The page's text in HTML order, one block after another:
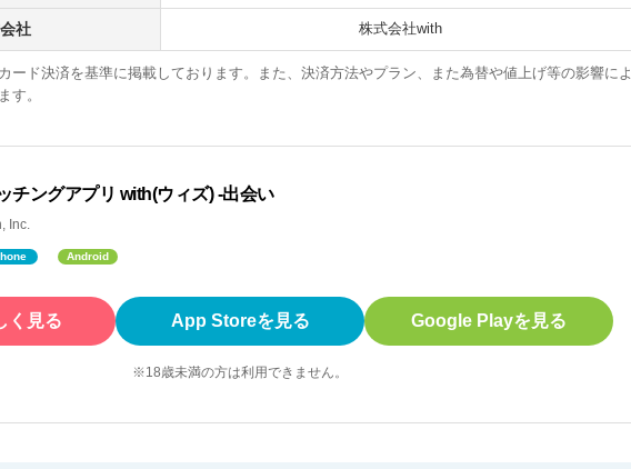
社 株式会社with
ード決済を基準に掲載しております。また、決済方法やプラン、また為替や値上げ等の影響によ
す。
チングアプリ with(ウィズ) -出会い
Inc.
Android
く見る App Storeを見る Google Playを見る
※18歳未満の方は利用できません。